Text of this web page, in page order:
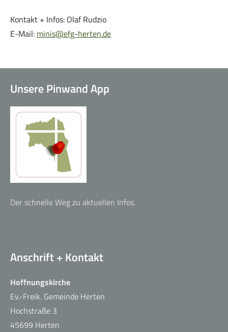
Kontakt + Infos: Olaf Rudzio
E-Mail: minis@efg-herten.de
Unsere Pinwand App
Der schnelle Weg zu aktuellen Infos.
Anschrift + Kontakt
Hoffnungskirche
Ev.-Freik. Gemeinde Herten
Hochstraße 3
45699 Herten
Life Church
Café der guten Hoffnung